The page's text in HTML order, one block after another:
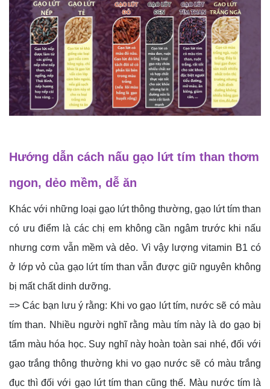
Hướng dẫn cách nấu gạo lứt tím than thơm
ngon, dẻo mềm, dễ ăn
Khác với những loại gạo lứt thông thường, gạo lứt tím than
có ưu điểm là các chị em không cần ngâm trước khi nấu
nhưng cơm vẫn mềm và dẻo. Vì vậy lượng vitamin B1 có
ở lớp vỏ của gạo lứt tím than vẫn được giữ nguyên không
bị mất chất dinh dưỡng.
=> Các bạn lưu ý rằng: Khi vo gạo lứt tím, nước sẽ có màu
tím than. Nhiều người nghĩ rằng màu tím này là do gạo bị
tẩm màu hóa học. Suy nghĩ này hoàn toàn sai nhé, đối với
gạo trắng thông thường khi vo gạo nước sẽ có màu trắng
đục thì đối với gạo lứt tím than cũng thế. Màu nước tím là